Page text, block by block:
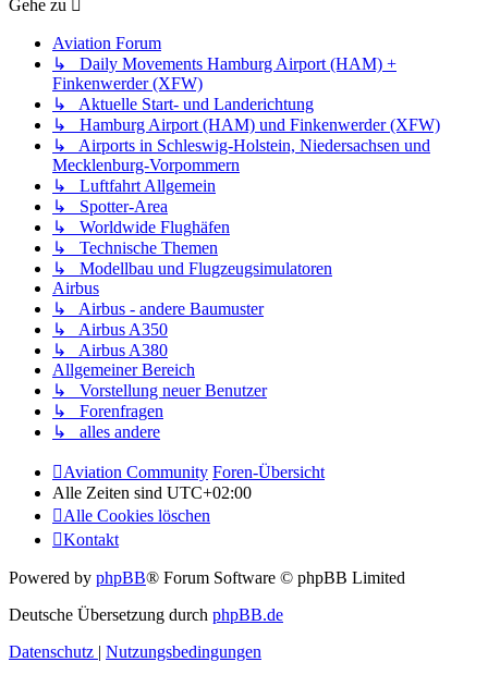
Gehe zu
Aviation Forum
↳ Daily Movements Hamburg Airport (HAM) +
Finkenwerder (XFW)
↳ Aktuelle Start- und Landerichtung
↳ Hamburg Airport (HAM) und Finkenwerder (XFW)
↳ Airports in Schleswig-Holstein, Niedersachsen und
Mecklenburg-Vorpommern
↳ Luftfahrt Allgemein
↳ Spotter-Area
↳ Worldwide Flughäfen
↳ Technische Themen
↳ Modellbau und Flugzeugsimulatoren
Airbus
↳ Airbus - andere Baumuster
↳ Airbus A350
↳ Airbus A380
Allgemeiner Bereich
↳ Vorstellung neuer Benutzer
↳ Forenfragen
↳ alles andere
Aviation Community Foren-Übersicht
Alle Zeiten sind UTC+02:00
Alle Cookies löschen
Kontakt
Powered by phpBB® Forum Software © phpBB Limited
Deutsche Übersetzung durch phpBB.de
Datenschutz
Nutzungsbedingungen